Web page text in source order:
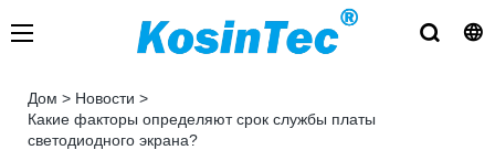
Дом > Новости >
Какие факторы определяют срок службы платы
светодиодного экрана?